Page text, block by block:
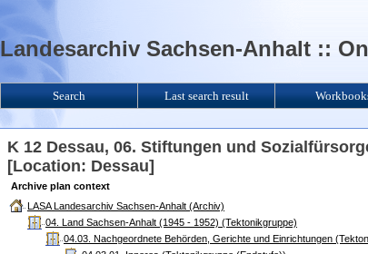
K 12 Dessau, 06. Stiftungen und
[Location: Dessau]
Archive plan context
LASA Landesarchiv Sachsen-Anhalt (Archiv)
04. Land Sachsen-Anhalt (1945 - 1952) (Tektonikgruppe)
04.03. Nachgeordnete Behörden, Gerichte und Einrichtungen
Landesarchiv Sachsen-Anhalt ::
Search Last search result